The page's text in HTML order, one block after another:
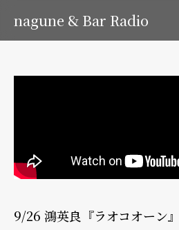
nagune & Bar Radio
9/26 鴻英良『ラオコオーン